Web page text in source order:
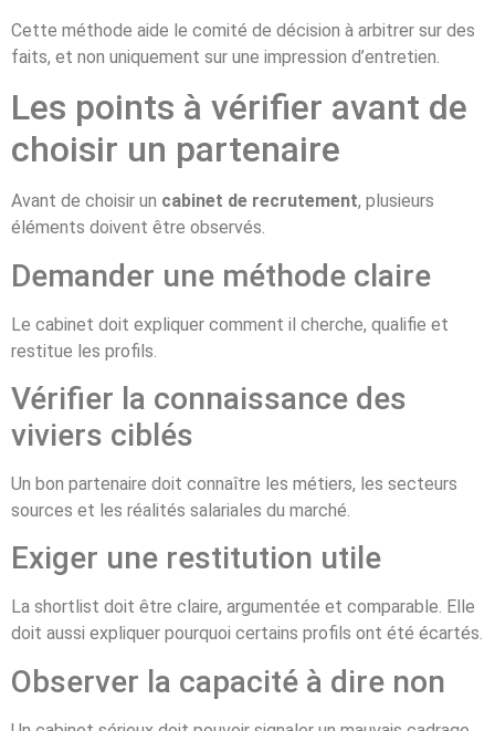
Cette méthode aide le comité de décision à arbitrer sur des
faits, et non uniquement sur une impression d’entretien.
Les points à vérifier avant de
choisir un partenaire
Avant de choisir un cabinet de recrutement, plusieurs
éléments doivent être observés.
Demander une méthode claire
Le cabinet doit expliquer comment il cherche, qualifie et
restitue les profils.
Vérifier la connaissance des
viviers ciblés
Un bon partenaire doit connaître les métiers, les secteurs
sources et les réalités salariales du marché.
Exiger une restitution utile
La shortlist doit être claire, argumentée et comparable. Elle
doit aussi expliquer pourquoi certains profils ont été écartés.
Observer la capacité à dire non